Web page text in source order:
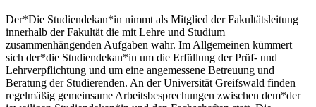
Der*Die Studiendekan*in nimmt als Mitglied der Fakultätsleitung
innerhalb der Fakultät die mit Lehre und Studium
zusammenhängenden Aufgaben wahr. Im Allgemeinen kümmert
sich der*die Studiendekan*in um die Erfüllung der Prüf- und
Lehrverpflichtung und um eine angemessene Betreuung und
Beratung der Studierenden. An der Universität Greifswald finden
regelmäßig gemeinsame Arbeitsbesprechungen zwischen dem*der